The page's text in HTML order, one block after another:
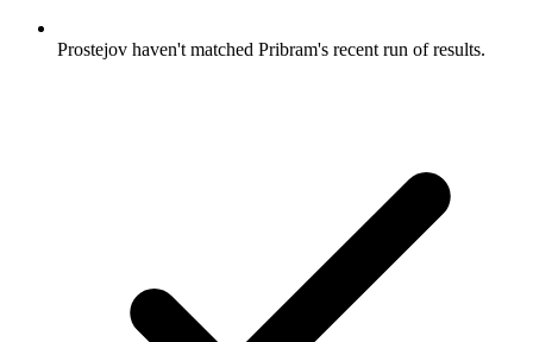
Prostejov haven't matched Pribram's recent run of results.